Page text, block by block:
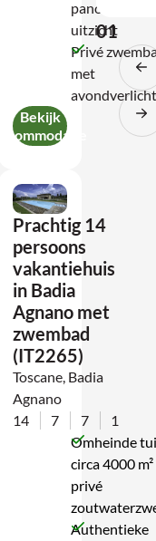
panorama
uitzicht
Privé
met
Bekijk
accommodatie
Prachtig 14
persoons
vakantiehuis
in Badia
Agnano met
zwembad
(IT2265)
Toscane, Badia
Agnano
14
7 7
1
Omheinde
circa 4000
privé
Authentieke
01